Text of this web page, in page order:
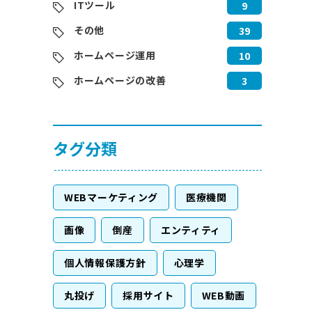
ITツール
9
その他
39
ホームページ運用
10
ホームページの改善
3
タグ分類
WEBマーケティング 医療機関
画像 倒産 エンティティ
個人情報保護方針 心理学
丸投げ 採用サイト WEB動画